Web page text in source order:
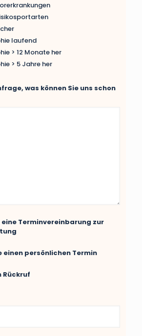
laufend
> 12 Monate her
> 5 Jahre her
was können Sie uns schon
eine Terminvereinbarung zur
einen persönlichen Termin
Rückruf